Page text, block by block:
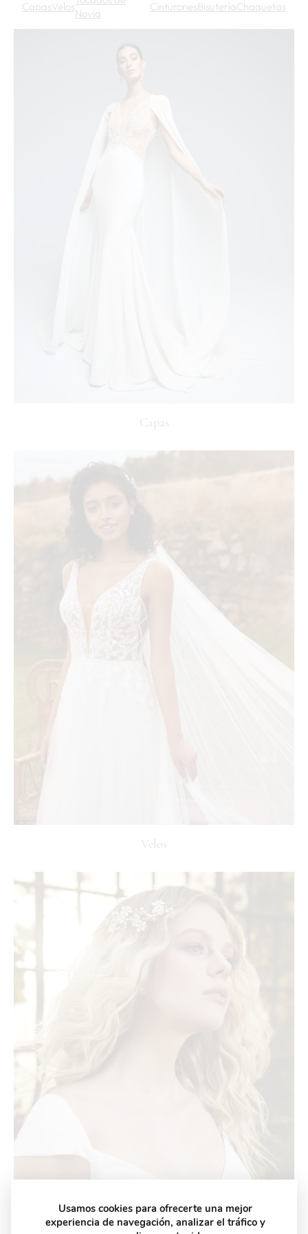
CapasVelos
Novia
CinturonesBisuteríaChaquetas
Capas
Velos
Usamos cookies para ofrecerte una mejor
experiencia de navegación, analizar el tráfico y